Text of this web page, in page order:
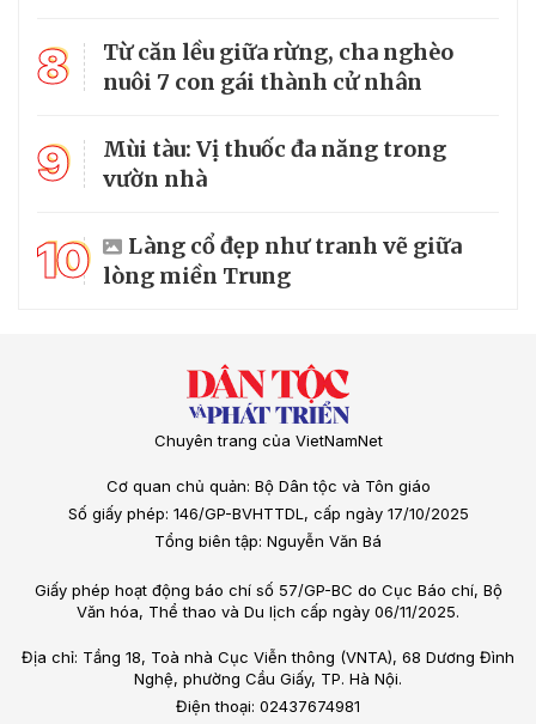
8
Từ căn lều giữa rừng, cha nghèo
nuôi 7 con gái thành cử nhân
9
Mùi tàu: Vị thuốc đa năng trong
vườn nhà
10
Làng cổ đẹp như tranh vẽ giữa
lòng miền Trung
Chuyên trang của VietNamNet
Cơ quan chủ quản: Bộ Dân tộc và Tôn giáo
Số giấy phép: 146/GP-BVHTTDL, cấp ngày 17/10/2025
Tổng biên tập: Nguyễn Văn Bá
Giấy phép hoạt động báo chí số 57/GP-BC do Cục Báo chí, Bộ
Văn hóa, Thể thao và Du lịch cấp ngày 06/11/2025.
Địa chỉ: Tầng 18, Toà nhà Cục Viễn thông (VNTA), 68 Dương Đình
Nghệ, phường Cầu Giấy, TP. Hà Nội.
Điện thoại: 02437674981